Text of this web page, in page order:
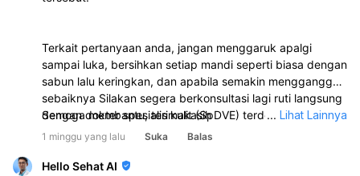
Terkait pertanyaan anda, jangan menggaruk apalgi
sampai luka, bersihkan setiap mandi seperti biasa dengan
sabun lalu keringkan, dan apabila semakin mengganggu,
sebaiknya Silakan segera berkonsultasi lagi ruti langsung
dengan dokter spesialis kulit (SpDVE) terdekat untuk
pengobatan dan penanganan lebih lanjut.
Semoga membantu, terimakasih ... Lihat Lainnya
1 minggu yang lalu Suka Balas
Hello Sehat AI